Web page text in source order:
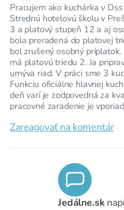
Pracujem ako kuchárka v
Strednú hotelovú školu v
3 a platový stupeň 12 a aj
bola preradená do platovej
bol zrušený osobný
má platovú triedu 2. Ja
umýva riad. V práci sme 3
Funkciu oficiálne hlavnej
deň varí je zodpovedná za
pracovné zaradenie je
Zareagovať na komentár
Jedálne.sk